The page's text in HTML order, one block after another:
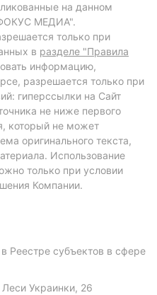
на данном
МЕДИА".
только при
в разделе "Правила
информацию,
разрешается только при
гиперссылки на Сайт
не ниже первого
который не может
оригинального текста,
Использование
только при условии
Компании.
Реестре субъектов в сфере
Украинки, 26